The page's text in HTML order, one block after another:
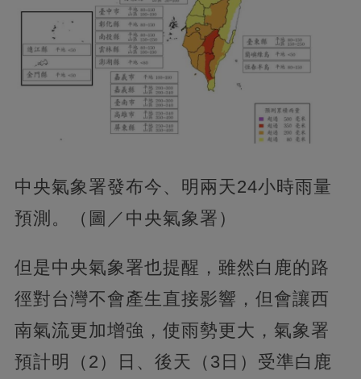
中央氣象署發布今、明兩天24小時雨量
預測。（圖／中央氣象署）
但是中央氣象署也提醒，雖然白鹿的路
徑對台灣不會產生直接影響，但會讓西
南氣流更加增強，使雨勢更大，氣象署
預計明（2）日、後天（3日）受準白鹿